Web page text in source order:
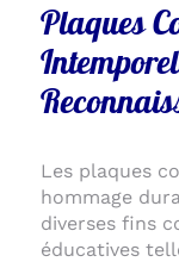
Plaques
Les plaques
hommage
diverses fins
éducatives